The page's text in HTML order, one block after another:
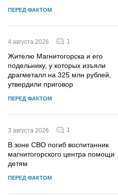
ПЕРЕД ФАКТОМ
4 августа 2026 1
Жителю Магнитогорска и его
подельнику, у которых изъяли
драгметалл на 325 млн рублей,
утвердили приговор
ПЕРЕД ФАКТОМ
3 августа 2026 1
В зоне СВО погиб воспитанник
магнитогорского центра помощи
детям
ПЕРЕД ФАКТОМ